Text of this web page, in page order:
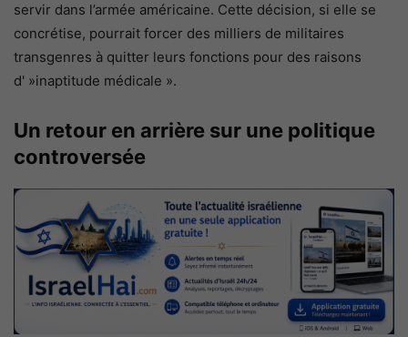
servir dans l’armée américaine. Cette décision, si elle se
concrétise, pourrait forcer des milliers de militaires
transgenres à quitter leurs fonctions pour des raisons
d' »inaptitude médicale ».
Un retour en arrière sur une politique
controversée